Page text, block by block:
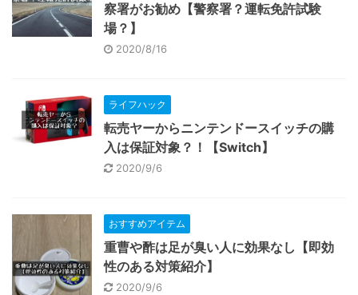
察署がお勧め【警察署？運転免許試験
場？】
2020/8/16
ライフハック
転売ヤーからニンテンドースイッチの購
入は保証対象？！【Switch】
2020/9/6
おすすめアイテム
重曹や酢は足が臭い人に効果なし【即効
性のある対策紹介】
2020/9/6